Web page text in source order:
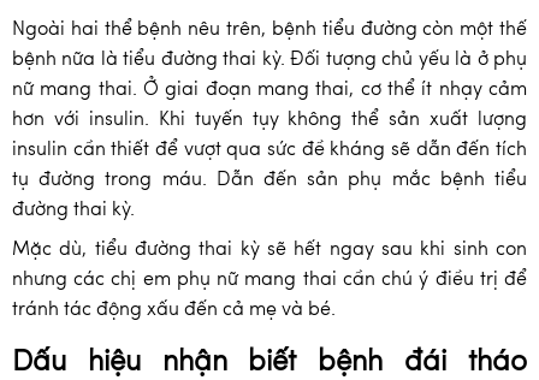
Ngoài hai thể bệnh nêu trên, bệnh tiểu đường còn một thế
bệnh nữa là tiểu đường thai kỳ. Đối tượng chủ yếu là ở phụ
nữ mang thai. Ở giai đoạn mang thai, cơ thể ít nhạy cảm
hơn với insulin. Khi tuyến tụy không thể sản xuất lượng
insulin cần thiết để vượt qua sức đề kháng sẽ dẫn đến tích
tụ đường trong máu. Dẫn đến sản phụ mắc bệnh tiểu
đường thai kỳ.
Mặc dù, tiểu đường thai kỳ sẽ hết ngay sau khi sinh con
nhưng các chị em phụ nữ mang thai cần chú ý điều trị để
tránh tác động xấu đến cả mẹ và bé.
Dấu hiệu nhận biết bệnh đái tháo